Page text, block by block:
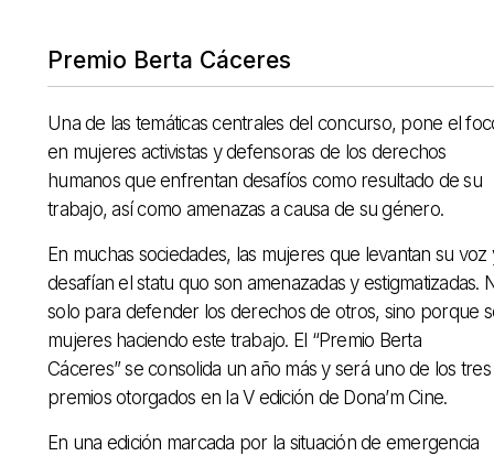
Premio Berta Cáceres
Una de las temáticas centrales del concurso, pone el
en mujeres activistas y defensoras de los derechos
humanos que enfrentan desafíos como resultado de su
trabajo, así como amenazas a causa de su género.
En muchas sociedades, las mujeres que levantan su voz
desafían el statu quo son amenazadas y estigmatizadas.
solo para defender los derechos de otros, sino porque
mujeres haciendo este trabajo. El “Premio Berta
Cáceres” se consolida un año más y será uno de los tres
premios otorgados en la V edición de Dona’m Cine.
En una edición marcada por la situación de emergencia